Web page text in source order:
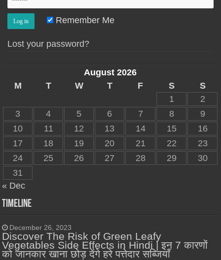
Remember Me
Lost your password?
August 2026
M
T W T F S
S
1
2
3
4 5 6 7 8
9
10
11 12 13 14 15
16
17
18 19 20 21 22
23
24
25 26 27 28 29
30
31
« Dec
Timeline
December 26, 2023
Discover The Risk of Green Leafy
Vegetables Side Effects in Hindi | इन 7 कारणों
को जानकार खाना छोड़ देंगे हरे पत्तेदार सब्जियाँ